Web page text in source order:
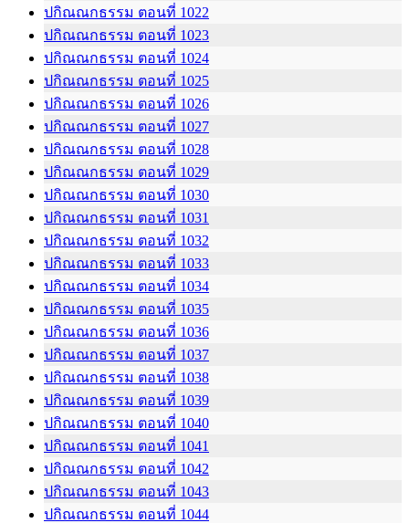
ปกิณณกธรรม ตอนที่ 1022
ปกิณณกธรรม ตอนที่ 1023
ปกิณณกธรรม ตอนที่ 1024
ปกิณณกธรรม ตอนที่ 1025
ปกิณณกธรรม ตอนที่ 1026
ปกิณณกธรรม ตอนที่ 1027
ปกิณณกธรรม ตอนที่ 1028
ปกิณณกธรรม ตอนที่ 1029
ปกิณณกธรรม ตอนที่ 1030
ปกิณณกธรรม ตอนที่ 1031
ปกิณณกธรรม ตอนที่ 1032
ปกิณณกธรรม ตอนที่ 1033
ปกิณณกธรรม ตอนที่ 1034
ปกิณณกธรรม ตอนที่ 1035
ปกิณณกธรรม ตอนที่ 1036
ปกิณณกธรรม ตอนที่ 1037
ปกิณณกธรรม ตอนที่ 1038
ปกิณณกธรรม ตอนที่ 1039
ปกิณณกธรรม ตอนที่ 1040
ปกิณณกธรรม ตอนที่ 1041
ปกิณณกธรรม ตอนที่ 1042
ปกิณณกธรรม ตอนที่ 1043
ปกิณณกธรรม ตอนที่ 1044